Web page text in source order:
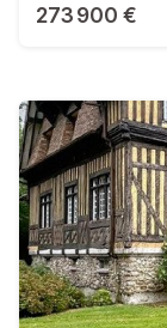
273 900 €